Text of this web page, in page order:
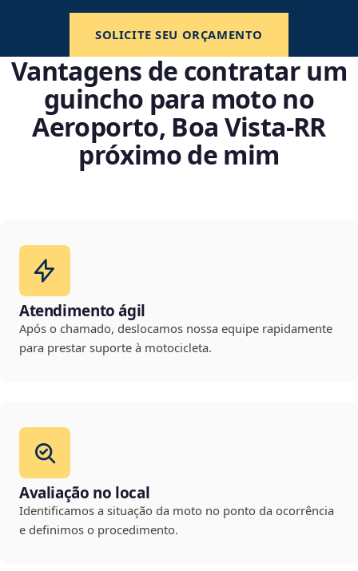
SOLICITE SEU ORÇAMENTO
Vantagens de contratar um
guincho para moto no
Aeroporto, Boa Vista‑RR
próximo de mim
Atendimento ágil
Após o chamado, deslocamos nossa equipe rapidamente
para prestar suporte à motocicleta.
Avaliação no local
Identificamos a situação da moto no ponto da ocorrência
e definimos o procedimento.